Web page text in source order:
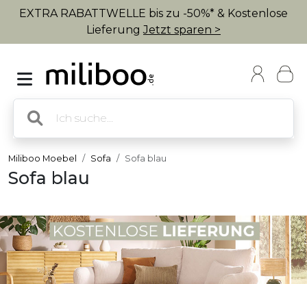
EXTRA RABATTWELLE bis zu -50%* & Kostenlose
LieferungJetzt sparen >
Miliboo Moebel Sofa Sofa blau
Sofa blau